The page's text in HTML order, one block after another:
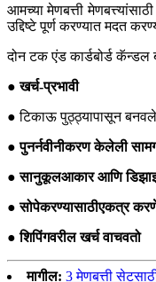
आमच्या मेणबत्ती
उद्दिष्टे पूर्ण करण्यात मदत
दोन टक एंड कार्डबोर्ड
● खर्च-प्रभावी
● टिकाऊ पुठ्ठ्यापासून
● पुनर्नवीनीकरण केलेली
● सानुकूलआकार आणि
● सोपेकरण्यासाठीएकत्र
● शिपिंगवरील खर्च वाचवतो
मागील: 3 मेणबत्ती